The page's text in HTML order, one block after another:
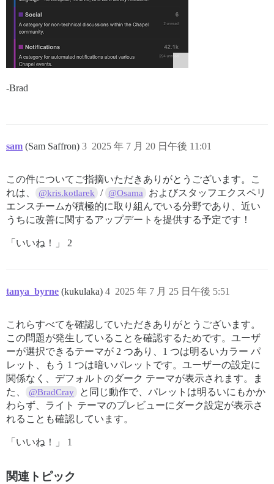
-Brad
sam (Sam Saffron) 2025 年 7 月 20 日午後 11:01
3
この件についてご指摘いただきありがとうございます。こ
れは、
@kris.kotlarek / @Osama
およびスタッフエクスペリ
エンスチームが積極的に取り組んでいる分野であり、近い
うちに改善に関するアップデートを提供する予定です！
「いいね！」 2
tanya_byrne (kukulaka) 2025 年 7 月 25 日午後 5:51
4
これらすべてを確認していただきありがとうございます。
この問題が発生していることを確認するためです。ユーザ
ーが選択できるテーマが 2 つあり、1 つは明るいカラー パ
レット、もう 1 つは暗いパレットです。ユーザーの設定に
関係なく、デフォルトのダーク テーマが表示されます。ま
た、
@BradCray
と同じ動作で、パレットは明るいにもかか
わらず、ライト テーマのプレビューにダーク設定が表示さ
れることも確認しています。
「いいね！」 1
関連トピック